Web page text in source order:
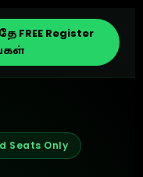
Register
Seats Only